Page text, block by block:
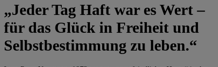
„Jeder Tag Haft war es Wert –
für das Glück in Freiheit und
Selbstbestimmung zu leben.“